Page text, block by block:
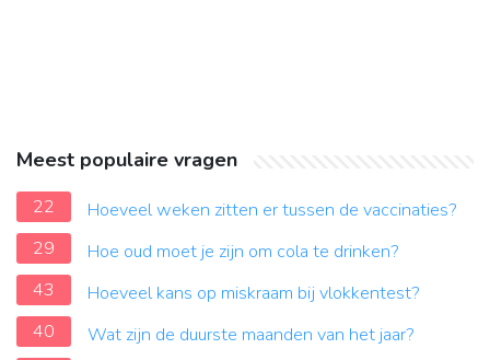
Meest populaire vragen
22
Hoeveel weken zitten er tussen de vaccinaties?
29
Hoe oud moet je zijn om cola te drinken?
43
Hoeveel kans op miskraam bij vlokkentest?
40
Wat zijn de duurste maanden van het jaar?